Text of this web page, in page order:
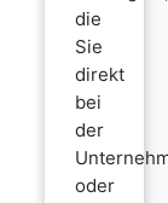
die
Sie
direkt
bei
der
oder